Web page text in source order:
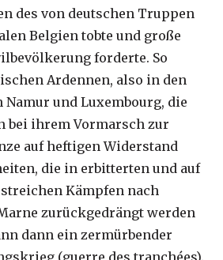
des von deutschen Truppen
Belgien tobte und große
forderte. So
Ardennen, also in den
und Luxembourg, die
bei ihrem Vormarsch zur
auf heftigen Widerstand
die in erbitterten und auf
Kämpfen nach
zurückgedrängt werden
dann ein zermürbender
(guerre des tranchées).